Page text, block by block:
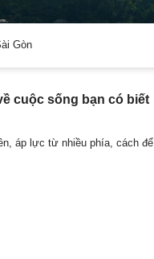
Gòn
cuộc sống bạn có biết
áp lực từ nhiều phía, cách để